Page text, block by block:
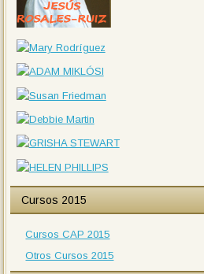
Cursos 2015
Cursos CAP 2015
Otros Cursos 2015